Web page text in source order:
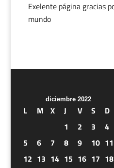
Exelente página gracias
mundo
diciembre 2022
L M X J V S
D
1
2 3
4
5
6 7 8 9 10 11
12 13 14 15 16 17 18